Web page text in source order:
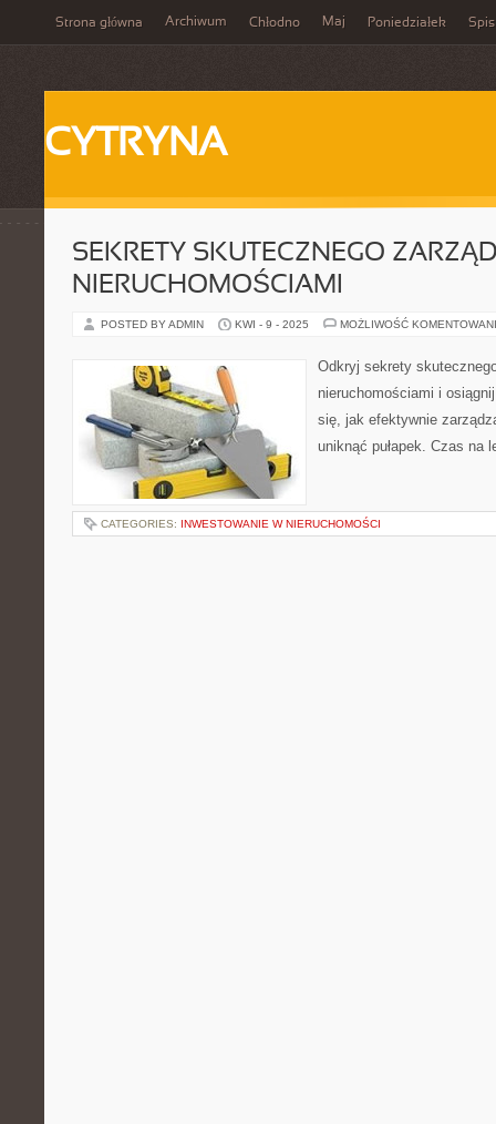
Strona główna Archiwum Chłodno Maj Poniedziałek Spis
CYTRYNA
SEKRETY SKUTECZNEGO
NIERUCHOMOŚCIAMI
POSTED BY ADMIN KWI - 9 - 2025 MOŻLIWOŚĆ
Odkryj sekrety
nieruchomościami i
się, jak efektywnie
uniknąć pułapek. Czas na
CATEGORIES: INWESTOWANIE W NIERUCHOMOŚCI